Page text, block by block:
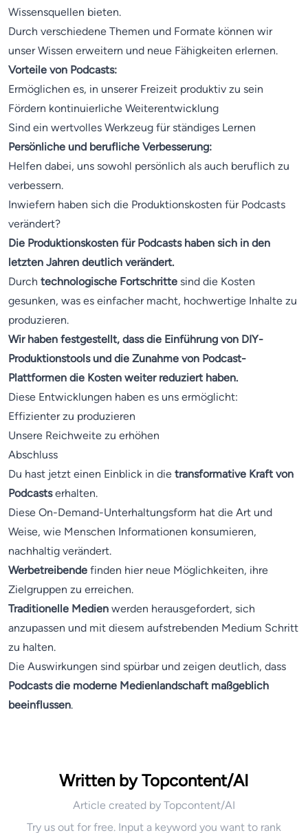
Wissensquellen bieten.
Durch verschiedene Themen und Formate können wir
unser Wissen erweitern und neue Fähigkeiten erlernen.
Vorteile von Podcasts:
Ermöglichen es, in unserer Freizeit produktiv zu sein
Fördern kontinuierliche Weiterentwicklung
Sind ein wertvolles Werkzeug für ständiges Lernen
Persönliche und berufliche Verbesserung:
Helfen dabei, uns sowohl persönlich als auch beruflich zu
verbessern.
Inwiefern haben sich die Produktionskosten für Podcasts
verändert?
Die Produktionskosten für Podcasts haben sich in den
letzten Jahren deutlich verändert.
Durch technologische Fortschritte sind die Kosten
gesunken, was es einfacher macht, hochwertige Inhalte zu
produzieren.
Wir haben festgestellt, dass die Einführung von DIY-
Produktionstools und die Zunahme von Podcast-
Plattformen die Kosten weiter reduziert haben.
Diese Entwicklungen haben es uns ermöglicht:
Effizienter zu produzieren
Unsere Reichweite zu erhöhen
Abschluss
Du hast jetzt einen Einblick in die transformative Kraft von
Podcastserhalten.
Diese On-Demand-Unterhaltungsform hat die Art und
Weise, wie Menschen Informationen konsumieren,
nachhaltig verändert.
Werbetreibende finden hier neue Möglichkeiten, ihre
Zielgruppen zu erreichen.
Traditionelle Medien werden herausgefordert, sich
anzupassen und mit diesem aufstrebenden Medium Schritt
zu halten.
Die Auswirkungen sind spürbar und zeigen deutlich, dass
Podcasts die moderne Medienlandschaft maßgeblich
beeinflussen.
Written by Topcontent/AI
Article created by Topcontent/AI
Try us out for free. Input a keyword you want to rank